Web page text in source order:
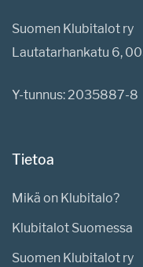
Suomen Klubitalot ry
Lautatarhankatu 6,
Y-tunnus: 2035887-8
Tietoa
Mikä on Klubitalo?
Klubitalot Suomessa
Suomen Klubitalot ry